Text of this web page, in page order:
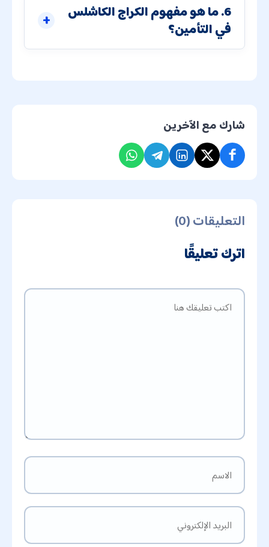
6. ما هو مفهوم الكراج الكاشلس
في التأمين؟
شارك مع الآخرين
التعليقات (0)
اترك تعليقًا